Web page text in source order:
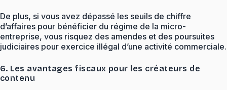
De plus, si vous avez dépassé les seuils de chiffre
d’affaires pour bénéficier du régime de la micro-
entreprise, vous risquez des amendes et des poursuites
judiciaires pour exercice illégal d’une activité commerciale.
6. Les avantages fiscaux pour les créateurs de
contenu